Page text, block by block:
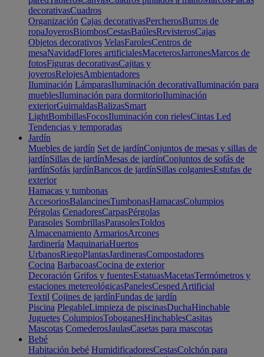
decorativasCuadros
Organización Cajas decorativasPercherosBurros de
ropaJoyerosBiombosCestasBaúlesRevisterosCajas
Objetos decorativos VelasFarolesCentros de
mesaNavidadFlores artificialesMaceterosJarronesMarcos de
fotosFiguras decorativasCajitas y
joyerosRelojesAmbientadores
Iluminación LámparasIluminación decorativaIluminación para
mueblesIluminación para dormitorioIluminación
exteriorGuirnaldasBalizasSmart
LightBombillasFocosIluminación con rielesCintas Led
Tendencias y temporadas
Jardín
Muebles de jardín Set de jardínConjuntos de mesas y sillas de
jardínSillas de jardínMesas de jardínConjuntos de sofás de
jardínSofás jardínBancos de jardínSillas colgantesEstufas de
exterior
Hamacas y tumbonas
AccesoriosBalancinesTumbonasHamacasColumpios
Pérgolas CenadoresCarpasPérgolas
Parasoles SombrillasParasolesToldos
Almacenamiento ArmariosArcones
Jardinería MaquinariaHuertos
UrbanosRiegoPlantasJardinerasCompostadores
Cocina BarbacoasCocina de exterior
Decoración Grifos y fuentesEstatuasMacetasTermómetros y
estaciones metereológicasPanelesCesped Artificial
Textil Cojines de jardínFundas de jardín
Piscina PlegableLimpieza de piscinasDuchaHinchable
Juguetes ColumpiosToboganesHinchablesCasitas
Mascotas ComederosJaulasCasetas para mascotas
Bebé
Habitación bebé HumidificadoresCestasColchón para